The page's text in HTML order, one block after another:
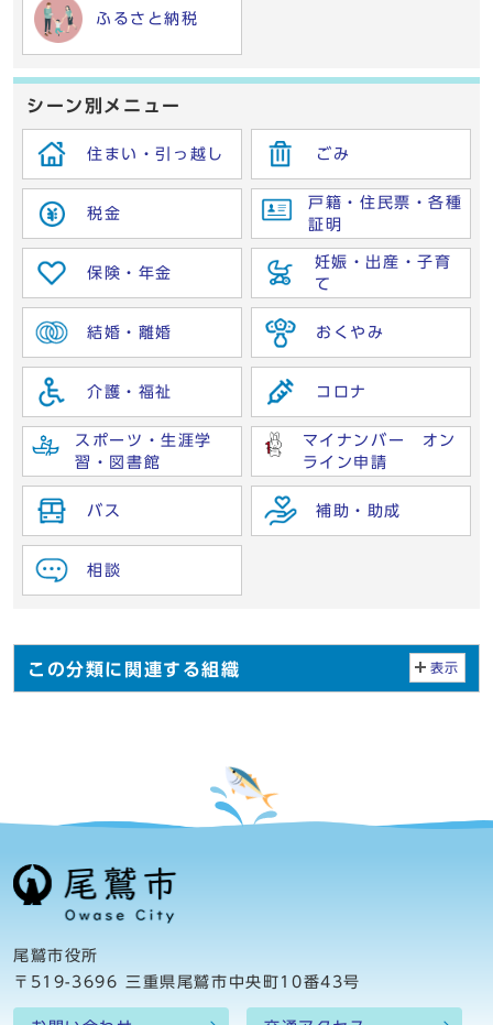
ふるさと納税
シーン別メニュー
住まい・引っ越し ごみ
税金
戸籍・住民票・各種
証明
保険・年金
妊娠・出産・子育
て
結婚・離婚 おくやみ
介護・福祉 コロナ
スポーツ・生涯学
習・図書館
マイナンバー オン
ライン申請
バス 補助・助成
相談
この分類に関連する組織 表示
尾鷲市役所
〒519-3696 三重県尾鷲市中央町10番43号